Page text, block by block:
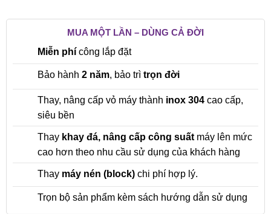
MUA MỘT LẦN – DÙNG CẢ ĐỜI
Miễn phícông lắp đặt
Bảo hành 2 năm, bảo trì trọn đời
Thay, nâng cấp vỏ máy thành inox 304cao cấp,
siêu bền
Thay khay đá, nâng cấp công suấtmáy lên mức
cao hơn theo nhu cầu sử dụng của khách hàng
Thaymáy nén (block)chi phí hợp lý.
Trọn bộ sản phẩm kèm sách hướng dẫn sử dụng